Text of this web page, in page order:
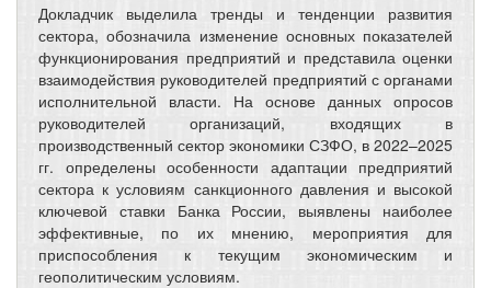
Докладчик выделила тренды и тенденции развития
сектора, обозначила изменение основных показателей
функционирования предприятий и представила оценки
взаимодействия руководителей предприятий с органами
исполнительной власти. На основе данных опросов
руководителей организаций, входящих в
производственный сектор экономики СЗФО, в 2022–2025
гг. определены особенности адаптации предприятий
сектора к условиям санкционного давления и высокой
ключевой ставки Банка России, выявлены наиболее
эффективные, по их мнению, мероприятия для
приспособления к текущим экономическим и
геополитическим условиям.